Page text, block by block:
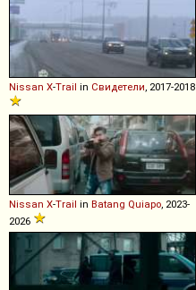
Nissan X-Trail in Свидетели , 2017-2018
Nissan X-Trail in Batang Quiapo , 2023-
2026